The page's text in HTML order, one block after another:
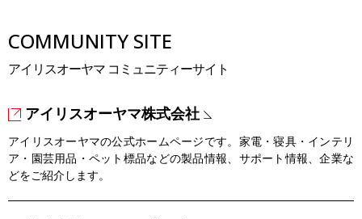
COMMUNITY SITE
アイリスオーヤマ コミュニティーサイト
アイリスオーヤマ株式会社
アイリスオーヤマの公式ホームページです。家電・寝具・インテリ
ア・園芸用品・ペット標品などの製品情報、サポート情報、企業な
どをご紹介します。